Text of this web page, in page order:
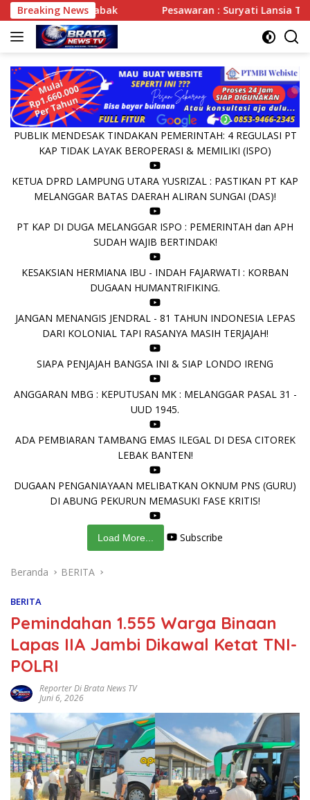
Langsung
ke
konten
Breaking News
Ansori Sabak Pesawaran : Suryati Lansia
PUBLIK MENDESAK TINDAKAN PEMERINTAH: 4 REGULASI PT
KAP TIDAK LAYAK BEROPERASI & MEMILIKI (ISPO)
KETUA DPRD LAMPUNG UTARA YUSRIZAL : PASTIKAN PT KAP
MELANGGAR BATAS DAERAH ALIRAN SUNGAI (DAS)!
PT KAP DI DUGA MELANGGAR ISPO : PEMERINTAH dan APH
SUDAH WAJIB BERTINDAK!
KESAKSIAN HERMIANA IBU - INDAH FAJARWATI : KORBAN
DUGAAN HUMANTRIFIKING.
JANGAN MENANGIS JENDRAL - 81 TAHUN INDONESIA LEPAS
DARI KOLONIAL TAPI RASANYA MASIH TERJAJAH!
SIAPA PENJAJAH BANGSA INI & SIAP LONDO IRENG
ANGGARAN MBG : KEPUTUSAN MK : MELANGGAR PASAL 31 -
UUD 1945.
ADA PEMBIARAN TAMBANG EMAS ILEGAL DI DESA CITOREK
LEBAK BANTEN!
DUGAAN PENGANIAYAAN MELIBATKAN OKNUM PNS (GURU)
DI ABUNG PEKURUN MEMASUKI FASE KRITIS!
Load More... Subscribe
Beranda BERITA
BERITA
Pemindahan 1.555 Warga Binaan
Lapas IIA Jambi Dikawal Ketat TNI-
POLRI
Reporter Di Brata News TV
Juni 6, 2026